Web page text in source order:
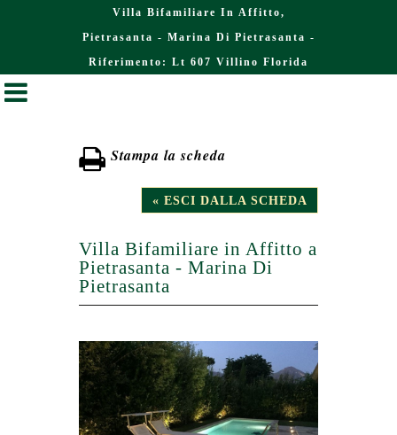
Villa Bifamiliare In Affitto,
Pietrasanta - Marina Di Pietrasanta -
Riferimento: Lt 607 Villino Florida
Stampa la scheda
« ESCI DALLA SCHEDA
Villa Bifamiliare in Affitto a
Pietrasanta - Marina Di
Pietrasanta